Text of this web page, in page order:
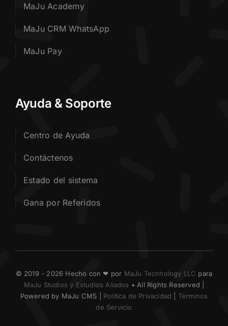
MaJu Academy
MaJu CRM WhatsApp
MaJu Pay
Ayuda & Soporte
Centro de Ayuda
Contáctenos
Estado del sistema
Gana por Referidos
© 2019 - 2026 Hecho con ❤ por MaJu Tecnhology LLC para
MaJu Studios y Estudios Aliados • All Rights Reserved |
Powered by MaJu CMS | Política de Privacidad
Términos
de Servicio